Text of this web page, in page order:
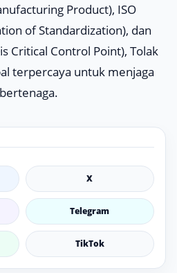
Product), ISO
of Standardization), dan
Critical Control Point), Tolak
terpercaya untuk menjaga
X
Telegram
TikTok